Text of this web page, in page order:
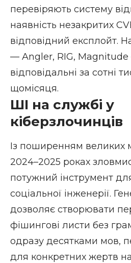
перевіряють систему
наявність незакритих
відповідний експлойт.
— Angler, RIG, Magnitude
відповідальні за сотні
щомісяця.
ШІ на службі у
кіберзлочинців
Із поширенням великих
2024–2025 роках
потужний інструмент
соціальної інженерії.
дозволяє створювати
фішингові листи без
одразу десятками мов,
для конкретних жертв на